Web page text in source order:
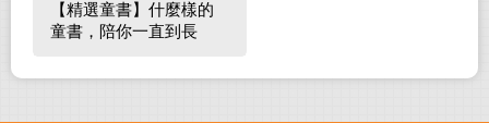
【精選童書】什麼樣的
童書，陪你一直到長